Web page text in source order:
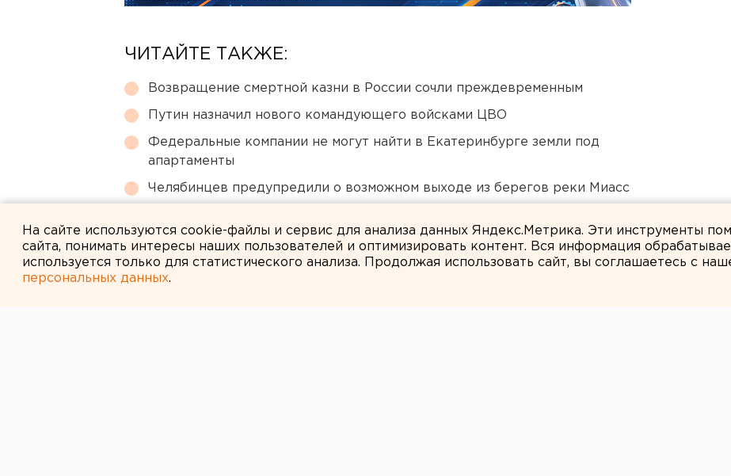
ЧИТАЙТЕ ТАКЖЕ:
Возвращение смертной казни в России сочли преждевременным
Путин назначил нового командующего войсками ЦВО
Федеральные компании не могут найти в Екатеринбурге земли под
апартаменты
Челябинцев предупредили о возможном выходе из берегов реки Миасс
На сайте используются cookie-файлы и сервис для анализа данных Яндекс.Метрика. Эти инструменты
сайта, понимать интересы наших пользователей и оптимизировать контент. Вся информация
используется только для статистического анализа. Продолжая использовать сайт, вы соглашаетесь с
персональных данных.